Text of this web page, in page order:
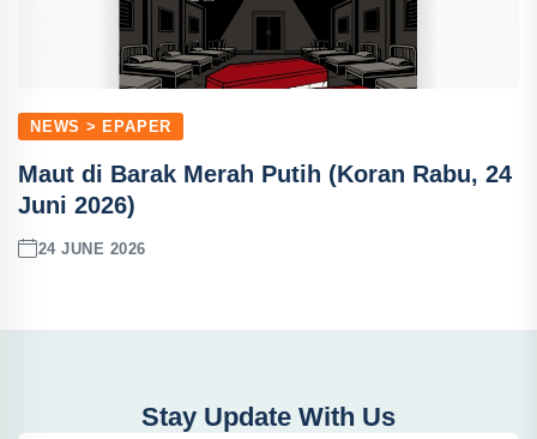
NEWS > EPAPER
Maut di Barak Merah Putih (Koran Rabu, 24
Juni 2026)
24 JUNE 2026
Stay Update With Us